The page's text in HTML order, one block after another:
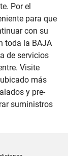
Por el
para que
con su
toda la BAJA
de servicios
Visite
más
y pre-
suministros